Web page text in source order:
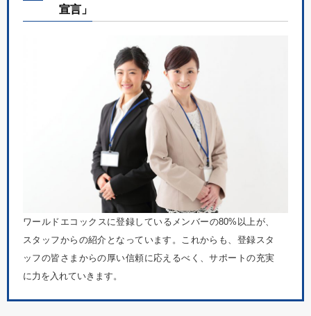
宣言」
ワールドエコックスに登録しているメンバーの80%以上が、
スタッフからの紹介となっています。これからも、登録スタ
ッフの皆さまからの厚い信頼に応えるべく、サポートの充実
に力を入れていきます。